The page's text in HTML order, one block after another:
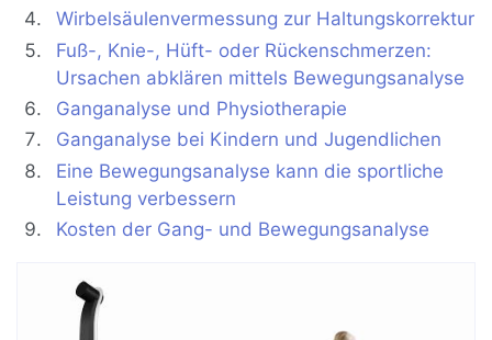
Wirbelsäulenvermessung zur Haltungskorrektur
Fuß-, Knie-, Hüft- oder Rückenschmerzen:
Ursachen abklären mittels Bewegungsanalyse
Ganganalyse und Physiotherapie
Ganganalyse bei Kindern und Jugendlichen
Eine Bewegungsanalyse kann die sportliche
Leistung verbessern
Kosten der Gang- und Bewegungsanalyse